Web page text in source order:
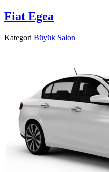
Fiat Egea
Kategori Büyük Salon